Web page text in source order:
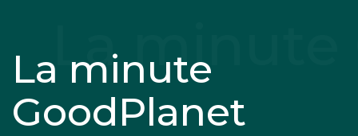
La minute
GoodPlanet